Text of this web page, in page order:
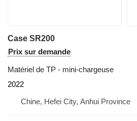
Case SR200
Prix sur demande
Matériel de TP - mini-chargeuse
2022
Chine, Hefei City, Anhui Province